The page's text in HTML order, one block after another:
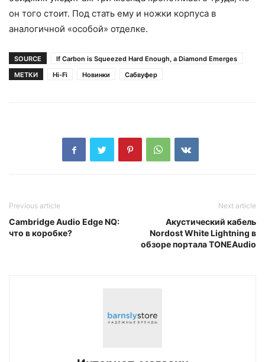
он того стоит. Под стать ему и ножки корпуса в
аналогичной «особой» отделке.
SOURCE
If Carbon is Squeezed Hard Enough, a Diamond Emerges
МЕТКИ
Hi-Fi Новинки Сабвуфер
Previous article
Cambridge Audio Edge NQ:
что в коробке?
Next article
Акустический кабель
Nordost White Lightning в
обзоре портала TONEAudio